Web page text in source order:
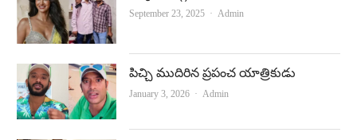
September 23, 2025 Author
Admin
పిచ్చి ముదిరిన ప్రపంచ యాత్రికుడు
January 3, 2026 Author
Admin